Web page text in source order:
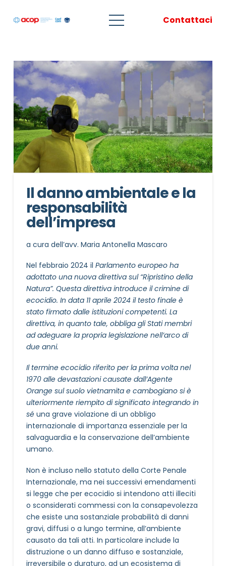
Contattaci
Il danno ambientale e la
responsabilità
dell’impresa
a cura dell’avv. Maria Antonella Mascaro
Nel febbraio 2024 il Parlamento europeo ha
adottato una nuova direttiva sul “Ripristino della
Natura”. Questa direttiva introduce il crimine di
ecocidio. In data 11 aprile 2024 il testo finale è
stato firmato dalle istituzioni competenti. La
direttiva, in quanto tale, obbliga gli Stati membri
ad adeguare la propria legislazione nell’arco di
due anni.
Il termine ecocidio riferito per la prima volta nel
1970 alle devastazioni causate dall’Agente
Orange sul suolo vietnamita e cambogiano si è
ulteriormente riempito di significato integrando in
sé una grave violazione di un obbligo
internazionale di importanza essenziale per la
salvaguardia e la conservazione dell’ambiente
umano.
Non è incluso nello statuto della Corte Penale
Internazionale, ma nei successivi emendamenti
si legge che per ecocidio si intendono atti illeciti
o sconsiderati commessi con la consapevolezza
che esiste una sostanziale probabilità di danni
gravi, diffusi o a lungo termine, all’ambiente
causato da tali atti. In particolare include la
distruzione o un danno diffuso e sostanziale,
irreversibile o duraturo, ad un ecosistema di